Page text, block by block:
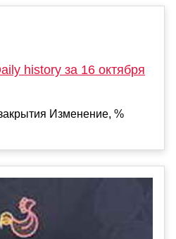
history за 16 октября
Изменение, %